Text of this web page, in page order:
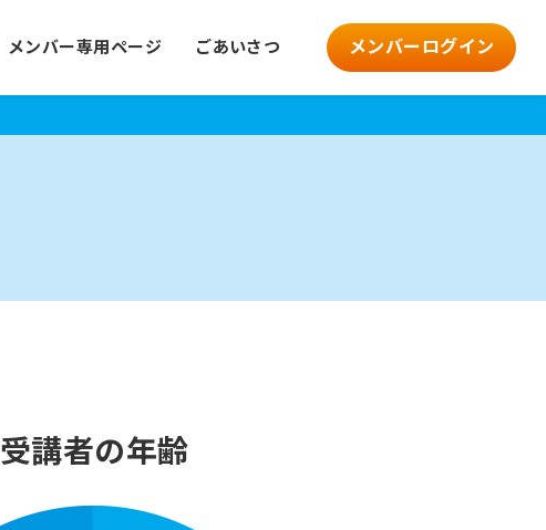
メンバー専用ページ ごあいさつ メンバーログイン
受講者の年齢